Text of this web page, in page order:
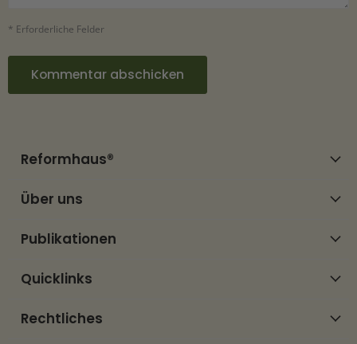
* Erforderliche Felder
Kommentar abschicken
Reformhaus®
Über uns
Publikationen
Quicklinks
Rechtliches